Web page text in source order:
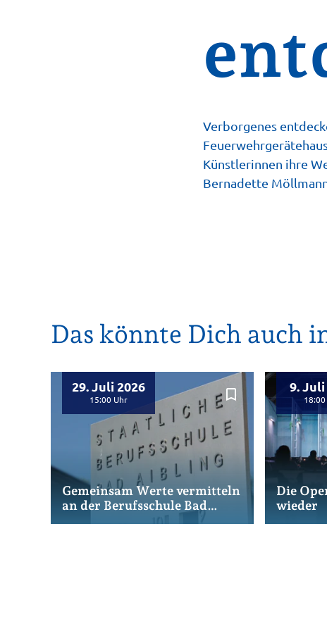
Verborgenes
Künstlerinnen ihre
Bernadette
Das könnte Dich auch
bookmark_border
29. Juli 2026
15:00
Gemeinsam Werte vermitteln
an der Berufsschule Bad
9. Juli
18:00
Die
wieder